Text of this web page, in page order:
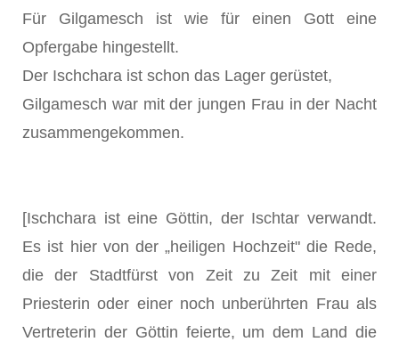
Für Gilgamesch ist wie für einen Gott eine
Opfergabe hingestellt.
Der Ischchara ist schon das Lager gerüstet,
Gilgamesch war mit der jungen Frau in der Nacht
zusammengekommen.
[Ischchara ist eine Göttin, der Ischtar verwandt.
Es ist hier von der „heiligen Hochzeit" die Rede,
die der Stadtfürst von Zeit zu Zeit mit einer
Priesterin oder einer noch unberührten Frau als
Vertreterin der Göttin feierte, um dem Land die